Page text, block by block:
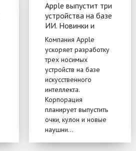
Apple выпустит три
устройства на базе
ИИ. Новинки и
инсайды. Первое из
них может выйти
уже 2026 году
Компания Apple
ускоряет разработку
трех носимых
устройств на базе
искусственного
интеллекта.
Корпорация
планирует выпустить
очки, кулон и новые
наушни...